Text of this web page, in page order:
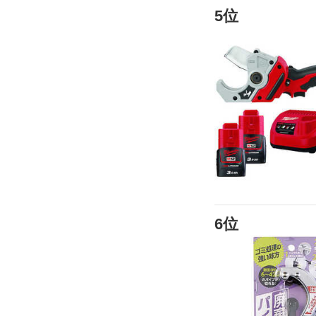
5位
6位